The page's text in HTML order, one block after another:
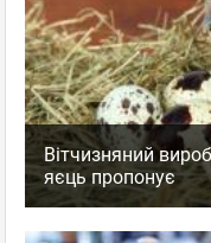
Вітчизняний
яєць пропонує